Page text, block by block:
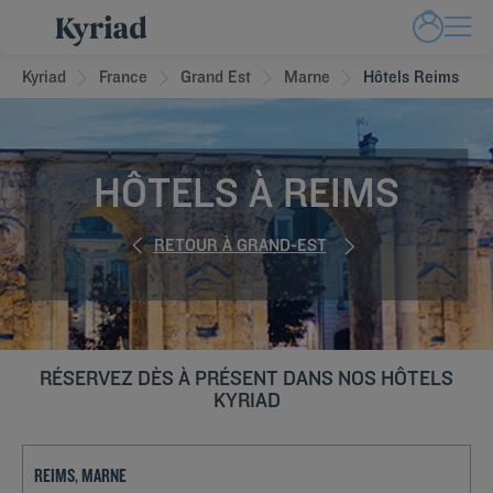
Kyriad France Grand Est Marne Hôtels Reims
HÔTELS À REIMS
RETOUR À GRAND-EST
RÉSERVEZ DÈS À PRÉSENT DANS NOS HÔTELS
KYRIAD